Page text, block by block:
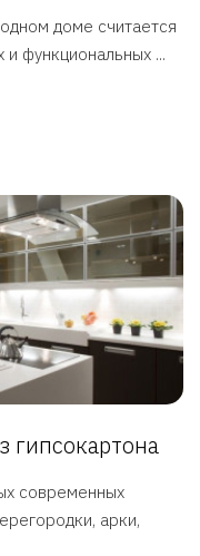
доме считается
функциональных ...
гипсокартона
современных
арки,